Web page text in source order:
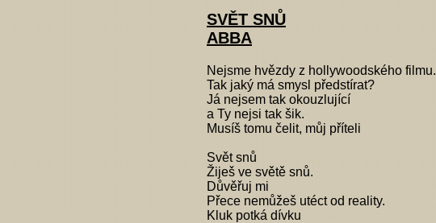
SVĚT SNŮ
ABBA
Nejsme hvězdy z hollywoodského filmu.
Tak jaký má smysl předstírat?
Já nejsem tak okouzlující
a Ty nejsi tak šik.
Musíš tomu čelit, můj příteli
Svět snů
Žiješ ve světě snů.
Důvěřuj mi
Přece nemůžeš utéct od reality.
Kluk potká dívku